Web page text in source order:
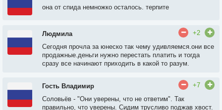
она от спида немножко осталось. терпите
Людмила
+2
Сегодня прочла за юнеско так чему удивляемся.они все
продажные.деньги нужно перестать платить и тогда
сразу все начинают приходить в какой то разум.
Гость Владимир
+7
Cоловьёв - "Они уверены, что не ответим". Так
правильно, что уверены. Сидим трусливо поджав хвост.